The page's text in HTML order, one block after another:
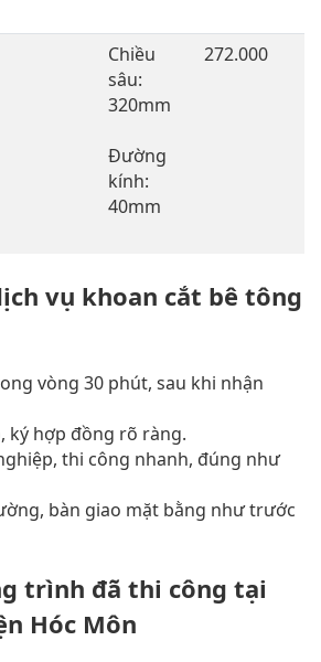
Chiều
sâu:
320mm
Đường
kính:
40mm
272.000
vụ khoan cắt bê tông
vòng 30 phút, sau khi nhận
ký hợp đồng rõ ràng.
thi công nhanh, đúng như
bàn giao mặt bằng như trước
trình đã thi công tại
Hóc Môn